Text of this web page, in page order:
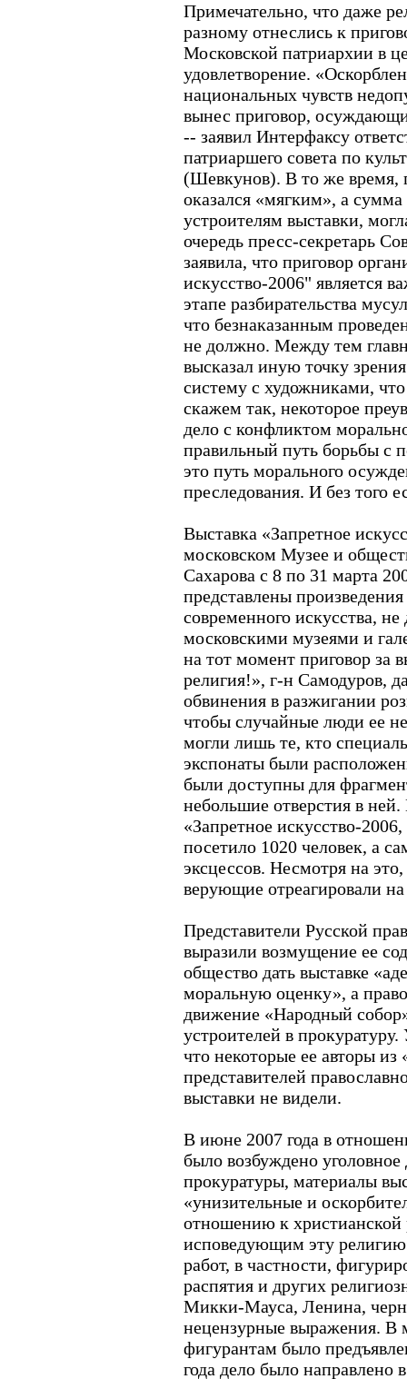
Примечательно, что даже
разному отнеслись к
Московской патриархии в
удовлетворение.
национальных чувств
вынес приговор,
-- заявил Интерфаксу
патриаршего совета по
(Шевкунов). В то же время,
оказался «мягким», а
устроителям выставки,
очередь пресс-секретарь
заявила, что приговор
искусство-2006" является
этапе разбирательства
что безнаказанным
не должно. Между тем
высказал иную точку
систему с художниками,
скажем так, некоторое
дело с конфликтом
правильный путь борьбы с
это путь морального
преследования. И без того
Выставка «Запретное
московском Музее и
Сахарова с 8 по 31 марта
представлены
современного искусства,
московскими музеями и
на тот момент приговор за
религия!», г-н Самодуров,
обвинения в разжигании
чтобы случайные люди ее
могли лишь те, кто
экспонаты были
были доступны для
небольшие отверстия в
«Запретное искусство-
посетило 1020 человек, а
эксцессов. Несмотря на
верующие отреагировали
Представители Русской
выразили возмущение ее
общество дать выставке
моральную оценку», а
движение «Народный
устроителей в
что некоторые ее авторы из
представителей
выставки не видели.
В июне 2007 года в
было возбуждено
прокуратуры, материалы
«унизительные и
отношению к христианской
исповедующим эту
работ, в частности,
распятия и других
Микки-Мауса, Ленина,
нецензурные выражения. В
фигурантам было
года дело было направлено